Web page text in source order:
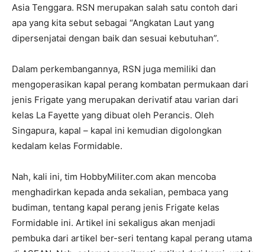
Asia Tenggara. RSN merupakan salah satu contoh dari
apa yang kita sebut sebagai “Angkatan Laut yang
dipersenjatai dengan baik dan sesuai kebutuhan”.
Dalam perkembangannya, RSN juga memiliki dan
mengoperasikan kapal perang kombatan permukaan dari
jenis Frigate yang merupakan derivatif atau varian dari
kelas La Fayette yang dibuat oleh Perancis. Oleh
Singapura, kapal – kapal ini kemudian digolongkan
kedalam kelas Formidable.
Nah, kali ini, tim HobbyMiliter.com akan mencoba
menghadirkan kepada anda sekalian, pembaca yang
budiman, tentang kapal perang jenis Frigate kelas
Formidable ini. Artikel ini sekaligus akan menjadi
pembuka dari artikel ber-seri tentang kapal perang utama